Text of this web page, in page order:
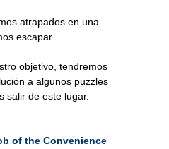
atrapados en una
escapar.
objetivo, tendremos
a algunos puzzles
salir de este lugar.
of the Convenience